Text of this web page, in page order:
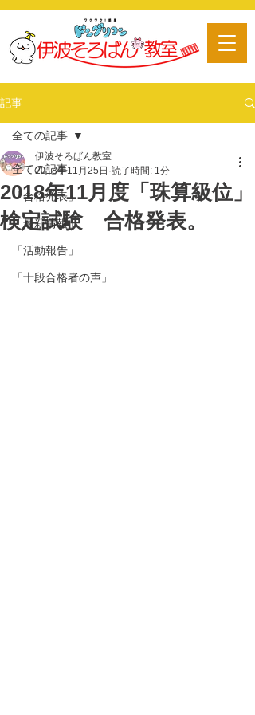
記事
全ての記事
「合格発表」
「最新情報」
「活動報告」
「十段合格者の声」
全ての記事
2018年11月度「珠算級位」
検定試験 合格発表。
伊波そろばん教室
2018年11月25日 読了時間: 1分